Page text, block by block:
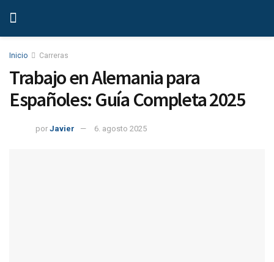
Inicio Carreras
Trabajo en Alemania para
Españoles: Guía Completa 2025
por Javier 6. agosto 2025